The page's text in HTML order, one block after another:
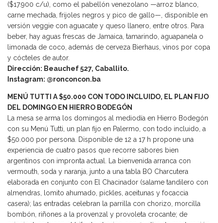
($17.900 c/u), como el pabellón venezolano —arroz blanco,
carne mechada, frijoles negros y pico de gallo—, disponible en
versión veggie con aguacate y queso llanero, entre otros. Para
beber, hay aguas frescas de Jamaica, tamarindo, aguapanela o
limonada de coco, además de cerveza Bierhaus, vinos por copa
y cócteles de autor.
Dirección: Beauchef 527, Caballito.
Instagram: @ronconcon.ba
MENÚ TUTTI A $50.000 CON TODO INCLUIDO, EL PLAN FIJO
DEL DOMINGO EN HIERRO BODEGÓN
La mesa se arma los domingos al mediodía en Hierro Bodegón
con su Menú Tutti, un plan fijo en Palermo, con todo incluido, a
$50.000 por persona. Disponible de 12 a 17 h propone una
experiencia de cuatro pasos que recorre sabores bien
argentinos con impronta actual. La bienvenida arranca con
vermouth, soda y naranja, junto a una tabla BO Charcutera
elaborada en conjunto con El Chacinador (salame tandilero con
almendras, lomito ahumado, pickles, aceitunas y focaccia
casera); las entradas celebran la parrilla con chorizo, morcilla
bombón, riñones a la provenzal y provoleta crocante; de